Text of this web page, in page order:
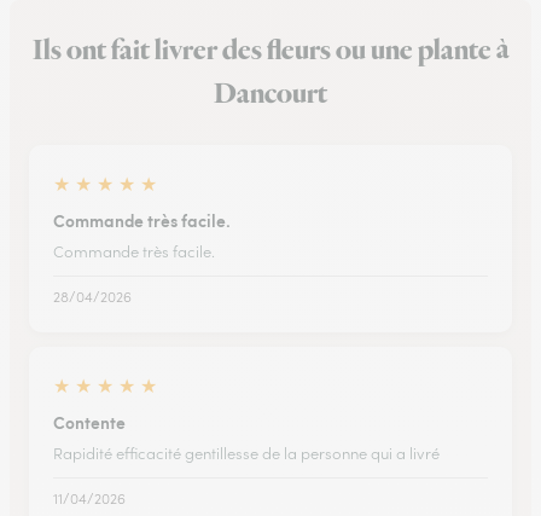
Ils ont fait livrer des fleurs ou une plante à
Dancourt
★ ★ ★ ★ ★
Commande très facile.
Commande très facile.
28/04/2026
★ ★ ★ ★ ★
Contente
Rapidité efficacité gentillesse de la personne qui a livré
11/04/2026